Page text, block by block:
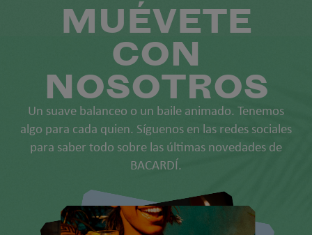
MUÉVETE
CON
NOSOTROS
Un suave balanceo o un baile animado. Tenemos
algo para cada quien. Síguenos en las redes sociales
para saber todo sobre las últimas novedades de
BACARDÍ.